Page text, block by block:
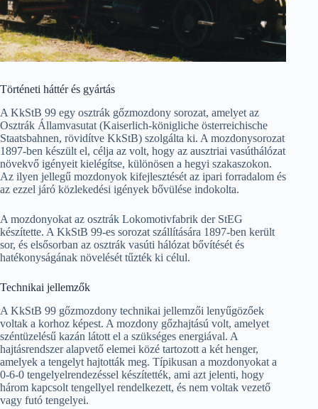
Történeti háttér és gyártás
A KkStB 99 egy osztrák gőzmozdony sorozat, amelyet az
Osztrák Államvasutat (Kaiserlich-königliche österreichische
Staatsbahnen, rövidítve KkStB) szolgálta ki. A mozdonysorozat
1897-ben készült el, célja az volt, hogy az ausztriai vasúthálózat
növekvő igényeit kielégítse, különösen a hegyi szakaszokon.
Az ilyen jellegű mozdonyok kifejlesztését az ipari forradalom és
az ezzel járó közlekedési igények bővülése indokolta.
A mozdonyokat az osztrák Lokomotivfabrik der StEG
készítette. A KkStB 99-es sorozat szállítására 1897-ben került
sor, és elsősorban az osztrák vasúti hálózat bővítését és
hatékonyságának növelését tűzték ki célul.
Technikai jellemzők
A KkStB 99 gőzmozdony technikai jellemzői lenyűgözőek
voltak a korhoz képest. A mozdony gőzhajtású volt, amelyet
széntüzelésű kazán látott el a szükséges energiával. A
hajtásrendszer alapvető elemei közé tartozott a két henger,
amelyek a tengelyt hajtották meg. Típikusan a mozdonyokat a
0-6-0 tengelyelrendezéssel készítették, ami azt jelenti, hogy
három kapcsolt tengellyel rendelkezett, és nem voltak vezető
vagy futó tengelyei.